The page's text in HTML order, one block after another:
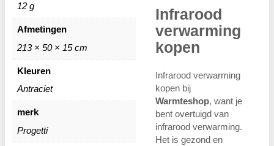
12 g
Afmetingen
213 × 50 × 15 cm
Kleuren
Antraciet
merk
Progetti
Infrarood
verwarming
kopen
Infrarood verwarming
kopen bij
Warmteshop, want je
bent overtuigd van
infrarood verwarming.
Het is gezond en